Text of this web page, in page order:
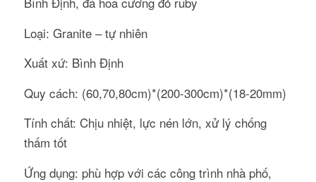
Loại: Granite – tự nhiên
Xuất xứ: Bình Định
Quy cách: (60,70,80cm)*(200-300cm)*(18-20mm)
Tính chất: Chịu nhiệt, lực nén lớn, xử lý chống
thấm tốt
Ứng dụng: phù hợp với các công trình nhà phố,